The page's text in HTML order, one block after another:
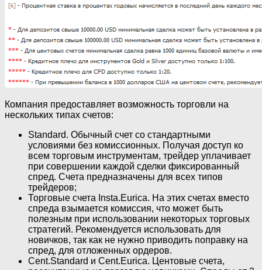
Компания предоставляет возможность торговли на
нескольких типах счетов:
Standard. Обычный счет со стандартными
условиями без комиссионных. Получая доступ ко
всем торговым инструментам, трейдер уплачивает
при совершении каждой сделки фиксированный
спред. Счета предназначены для всех типов
трейдеров;
Торговые счета Insta.Eurica. На этих счетах вместо
спреда взымается комиссия, что может быть
полезным при использовании некоторых торговых
стратегий. Рекомендуется использовать для
новичков, так как не нужно приводить поправку на
спред, для отложенных ордеров.
Cent.Standard и Cent.Eurica. Центовые счета,